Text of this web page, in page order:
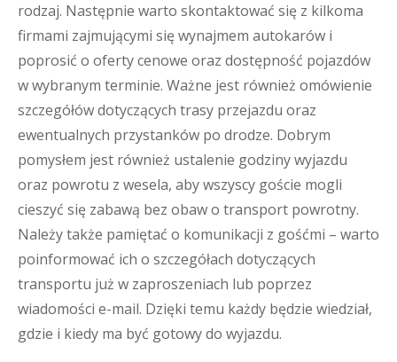
rodzaj. Następnie warto skontaktować się z kilkoma
firmami zajmującymi się wynajmem autokarów i
poprosić o oferty cenowe oraz dostępność pojazdów
w wybranym terminie. Ważne jest również omówienie
szczegółów dotyczących trasy przejazdu oraz
ewentualnych przystanków po drodze. Dobrym
pomysłem jest również ustalenie godziny wyjazdu
oraz powrotu z wesela, aby wszyscy goście mogli
cieszyć się zabawą bez obaw o transport powrotny.
Należy także pamiętać o komunikacji z gośćmi – warto
poinformować ich o szczegółach dotyczących
transportu już w zaproszeniach lub poprzez
wiadomości e-mail. Dzięki temu każdy będzie wiedział,
gdzie i kiedy ma być gotowy do wyjazdu.